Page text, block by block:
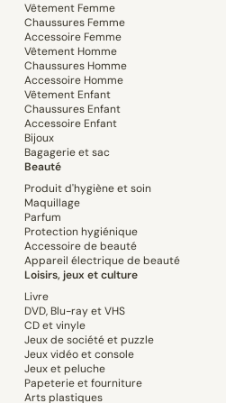
Vêtement Femme
Chaussures Femme
Accessoire Femme
Vêtement Homme
Chaussures Homme
Accessoire Homme
Vêtement Enfant
Chaussures Enfant
Accessoire Enfant
Bijoux
Bagagerie et sac
Beauté
Produit d'hygiène et soin
Maquillage
Parfum
Protection hygiénique
Accessoire de beauté
Appareil électrique de beauté
Loisirs, jeux et culture
Livre
DVD, Blu-ray et VHS
CD et vinyle
Jeux de société et puzzle
Jeux vidéo et console
Jeux et peluche
Papeterie et fourniture
Arts plastiques